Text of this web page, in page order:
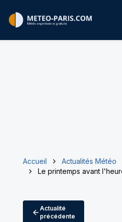
Accueil
Actualités Météo
Le printemps avant
Actualité
précédente